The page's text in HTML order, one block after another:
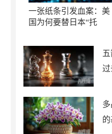
一张纸条引发血案：美
国为何要替日本“托
过